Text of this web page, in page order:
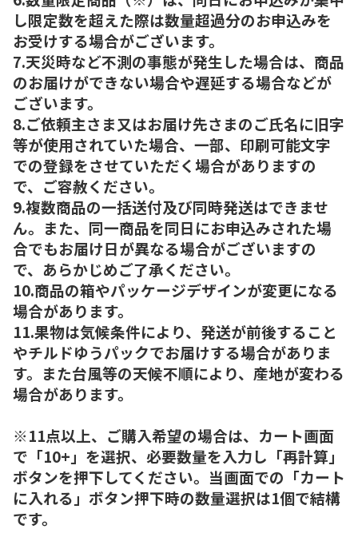
し限定数を超えた際は数量超過分のお申込みを
お受けする場合がございます。
7.天災時など不測の事態が発生した場合は、商品
のお届けができない場合や遅延する場合などが
ございます。
8.ご依頼主さま又はお届け先さまのご氏名に旧字
等が使用されていた場合、一部、印刷可能文字
での登録をさせていただく場合がありますの
で、ご容赦ください。
9.複数商品の一括送付及び同時発送はできませ
ん。また、同一商品を同日にお申込みされた場
合でもお届け日が異なる場合がございますの
で、あらかじめご了承ください。
10.商品の箱やパッケージデザインが変更になる
場合があります。
11.果物は気候条件により、発送が前後すること
やチルドゆうパックでお届けする場合がありま
す。また台風等の天候不順により、産地が変わる
場合があります。
※11点以上、ご購入希望の場合は、カート画面
で「10+」を選択、必要数量を入力し「再計算」
ボタンを押下してください。当画面での「カート
に入れる」ボタン押下時の数量選択は1個で結構
です。